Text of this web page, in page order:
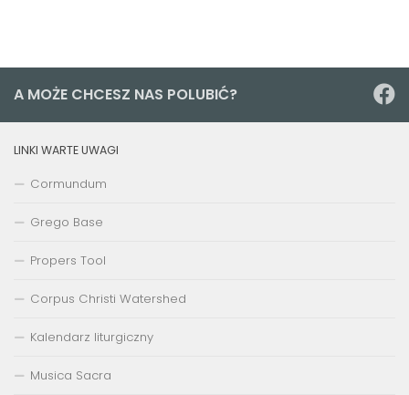
A MOŻE CHCESZ NAS POLUBIĆ?
LINKI WARTE UWAGI
Cormundum
Grego Base
Propers Tool
Corpus Christi Watershed
Kalendarz liturgiczny
Musica Sacra